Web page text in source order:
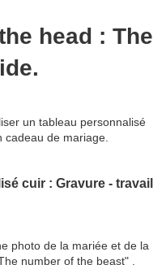
head : The
un tableau personnalisé
de mariage.
cuir : Gravure - travail
photo de la mariée et de la
number of the beast" .